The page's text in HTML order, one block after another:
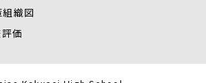
織図
価